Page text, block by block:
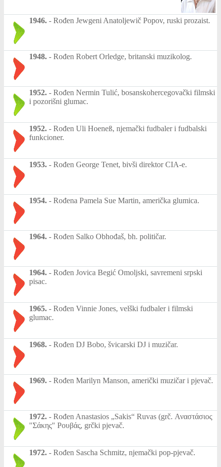
1946. - Rođen Jewgeni Anatoljewič Popov, ruski prozaist.
1948. - Rođen Robert Orledge, britanski muzikolog.
1952. - Rođen Nermin Tulić, bosanskohercegovački filmski
i pozorišni glumac.
1952. - Rođen Uli Hoeneß, njemački fudbaler i fudbalski
funkcioner.
1953. - Rođen George Tenet, bivši direktor CIA-e.
1954. - Rođena Pamela Sue Martin, američka glumica.
1964. - Rođen Salko Obhođaš, bh. političar.
1964. - Rođen Jovica Begić Omoljski, savremeni srpski
pisac.
1965. - Rođen Vinnie Jones, velški fudbaler i filmski
glumac.
1968. - Rođen DJ Bobo, švicarski DJ i muzičar.
1969. - Rođen Marilyn Manson, američki muzičar i pjevač.
1972. - Rođen Anastasios „Sakis“ Ruvas (grč. Αναστάσιος
"Σάκης" Ρουβάς, grčki pjevač.
1972. - Rođen Sascha Schmitz, njemački pop-pjevač.